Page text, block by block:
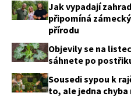
Jak vypadají
připomíná
přírodu
Objevily se na
sáhnete po
Sousedi sypou k
to, ale jedna